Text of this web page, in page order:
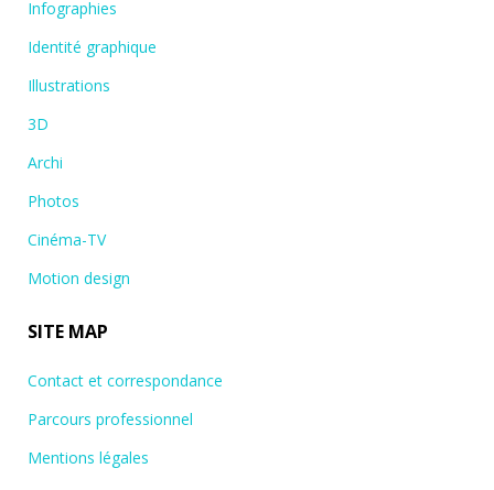
Infographies
Identité graphique
Illustrations
3D
Archi
Photos
Cinéma-TV
Motion design
SITE MAP
Contact et correspondance
Parcours professionnel
Mentions légales